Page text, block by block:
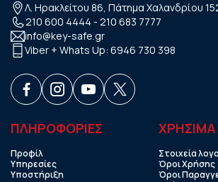
Λ. Ηρακλείτου 86, Πάτημα Χαλανδρίου
210 600 4444 - 210 683 7777
info@key-safe.gr
Viber + Whats Up: 6946 730 398
ΠΛΗΡΟΦΟΡΙΕΣ
Προφίλ
Υπηρεσίες
Υποστήριξη
ΧΡHΣΙΜΑ
Στοιχεία
Όροι Χρήσης
Όροι